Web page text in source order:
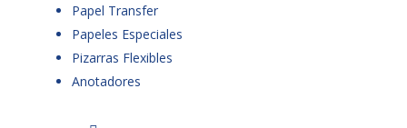
Papel Transfer
Papeles Especiales
Pizarras Flexibles
Anotadores